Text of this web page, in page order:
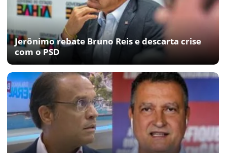
Jerônimo rebate Bruno Reis e descarta crise
com o PSD